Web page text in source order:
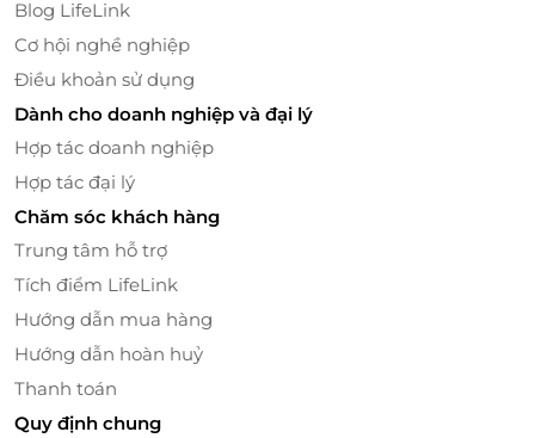
thưởng thức bữa sáng trong khu vườn rợp bóng cây.
Buổi chiều, đây là nơi lý tưởng để
in” sống ảo, lưu lại những khoảnh khắc đáng nhớ
giữa thiên nhiên cao nguyên. Và khi màn đêm
buông xuống,
một buổi BBQ nướng thơm lừng giữa
bạn và người đồng hành.
Blog LifeLink
Cơ hội nghề nghiệp
Điều khoản sử dụng
Dành cho doanh nghiệp và đại lý
Hợp tác doanh nghiệp
Hợp tác đại lý
Chăm sóc khách hàng
Trung tâm hỗ trợ
Tích điểm LifeLink
Hướng dẫn mua hàng
Hướng dẫn hoàn huỷ
Thanh toán
Quy định chung